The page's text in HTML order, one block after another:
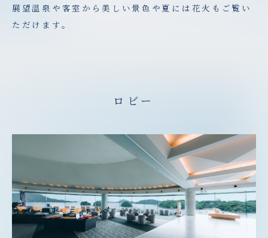
展望温泉や客室から美しい景色や夏には花火もご覧い
ただけます。
ロビー